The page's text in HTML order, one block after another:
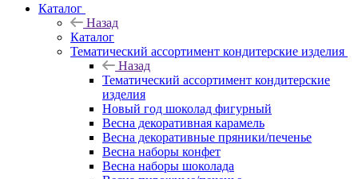
Каталог
Назад
Каталог
Тематический ассортимент кондитерские изделия
Назад
Тематический ассортимент кондитерские
изделия
Новый год шоколад фигурный
Весна декоративная карамель
Весна декоративные пряники/печенье
Весна наборы конфет
Весна наборы шоколада